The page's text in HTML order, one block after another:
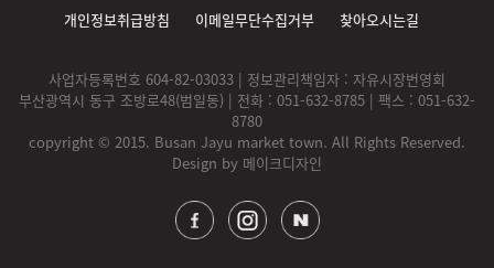
나마 접고 나를 지그시 바라보는 계
古의 향토서점인 영광도서가 자리잡
고 있으며 영광도서사랑방과 갤러리
를 만들어 다양한 문화공간을 제공하
고 있고, 즐거움이 가득한 음악공연장
과 갤러리가 있는 복합문화공간 소민
아트센터가 있어 사계절 멋과 낭만이
있는 문화의 향기가 가득한 거리다
께 화려한 네온사인을 밝힌 주점들과
운 분위기는 절로 발걸음을 가볍게 한
다. 길가 레코드점에서 흘러나오는 음
악 소리와 오가는 사람들의 활기찬 모
습에 동화 되기 때문이다. 젊은 분위
기의 카페와 호프집 그리고 값싸고 맛
젊은이들의 발 길이 끊이지 않는다.
또한 나이트 클럽과 오락실, 극장 등
개인정보취급방침 이메일무단수집거부 찾아오시는길
사업자등록번호 604-82-03033 | 정보관리책임자 : 자유시장번영회
부산광역시 동구 조방로48(범일동) | 전화 : 051-632-8785 | 팩스 : 051-632-
8780
copyright © 2015. Busan Jayu market town. All Rights Reserved.
Design by 메이크디자인